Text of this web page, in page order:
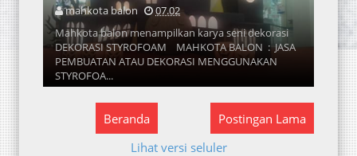
mahkota balon
07.02
Mahkota balon menampilkan karya seni dekorasi
DEKORASI STYROFOAM MAHKOTA BALON : JASA
PEMBUATAN ATAU DEKORASI MENGGUNAKAN
STYROFOA...
Postingan Lama
Beranda
Lihat versi seluler